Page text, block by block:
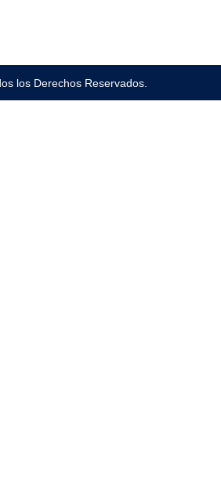
los Derechos Reservados.